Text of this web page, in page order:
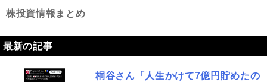
株投資情報まとめ
最新の記事
桐谷さん「人生かけて7億円貯めたの